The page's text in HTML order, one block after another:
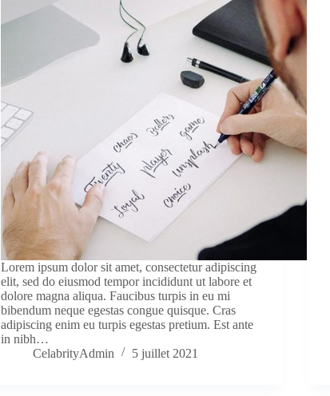
Lorem ipsum dolor sit amet, consectetur adipiscing
elit, sed do eiusmod tempor incididunt ut labore et
dolore magna aliqua. Faucibus turpis in eu mi
bibendum neque egestas congue quisque. Cras
adipiscing enim eu turpis egestas pretium. Est ante
in nibh…
CelabrityAdmin
5 juillet 2021